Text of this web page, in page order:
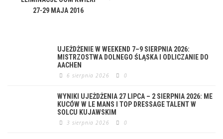
27-29 MAJA 2016
UJEŻDŻENIE W WEEKEND 7–9 SIERPNIA 2026:
MISTRZOSTWA DOLNEGO ŚLĄSKA I ODLICZANIE DO
AACHEN
6 sierpnia 2026 0
WYNIKI UJEŻDŻENIA 27 LIPCA – 2 SIERPNIA 2026: ME
KUCÓW W LE MANS I TOP DRESSAGE TALENT W
SOLCU KUJAWSKIM
3 sierpnia 2026 0